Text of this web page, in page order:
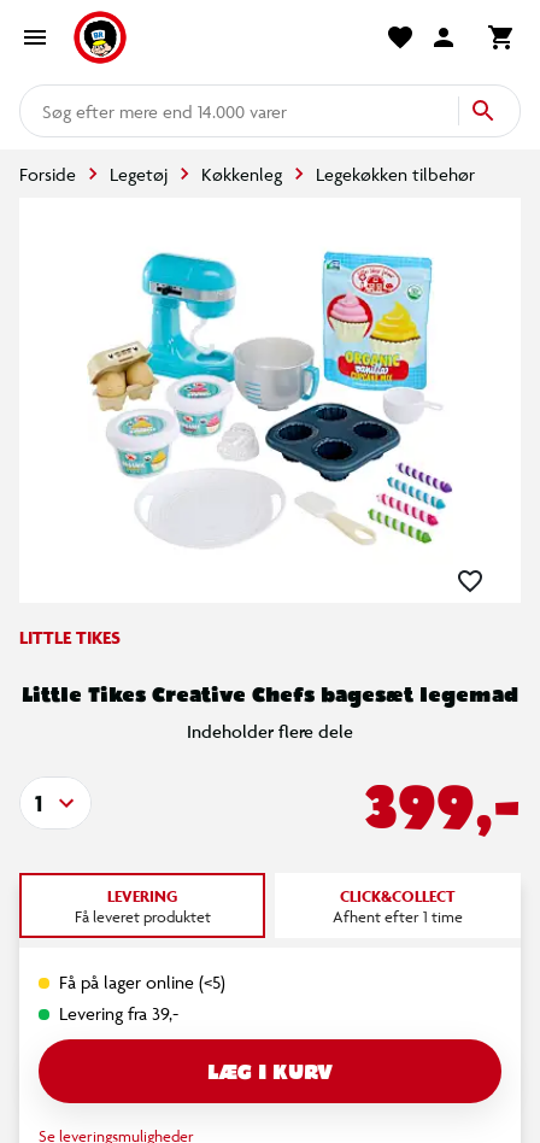
mere end 14.000 varer
Forside Legetøj Køkkenleg Legekøkken tilbehør
LITTLE TIKES
Little Tikes Creative Chefs bagesæt legemad
Indeholder flere dele
399,-
1
LEVERING
Få leveret produktet
CLICK&COLLECT
Afhent efter 1 time
Få på lager online (<5)
Levering fra 39,-
LÆG I KURV
Se leveringsmuligheder